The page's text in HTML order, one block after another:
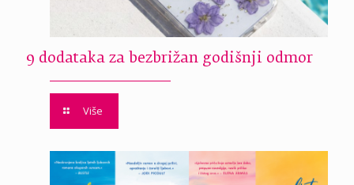
9 dodataka za bezbrižan godišnji odmor
Više